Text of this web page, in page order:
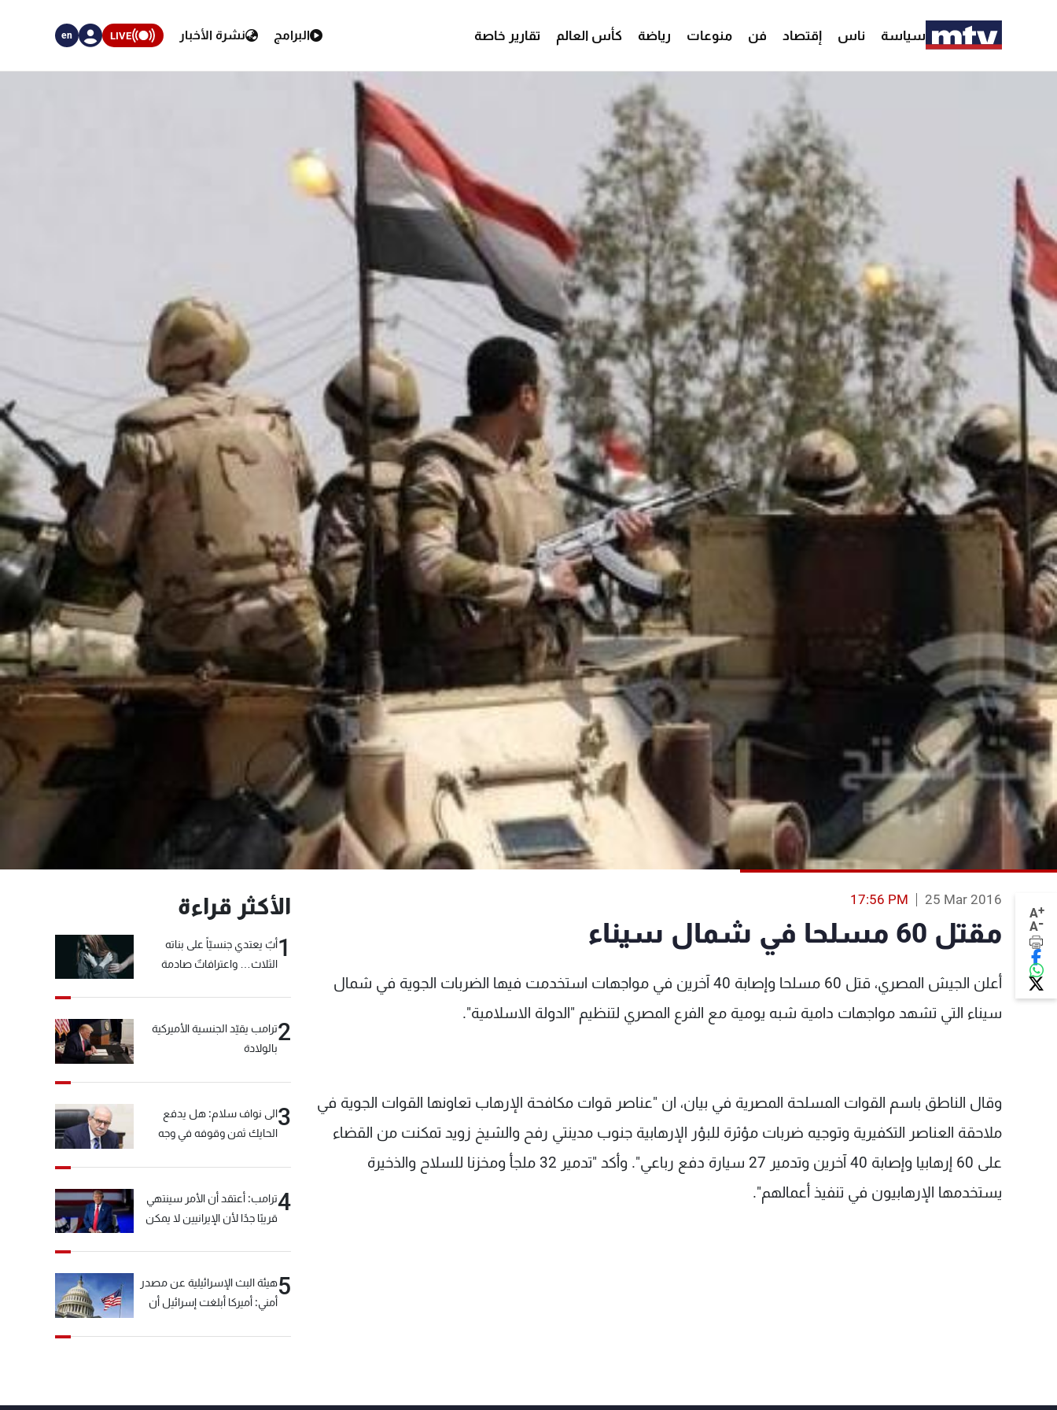
سياسة ناس إقتصاد فن منوعات رياضة كأس العالم تقارير خاصة البرامج نشرة الأخبار LIVE
en
A+
A-
25 Mar 2016
17:56 PM
مقتل 60 مسلحا في شمال سيناء
أعلن الجيش المصري، قتل 60 مسلحا وإصابة 40 آخرين في مواجهات استخدمت فيها الضربات الجوية في شمال
سيناء التي تشهد مواجهات دامية شبه يومية مع الفرع المصري لتنظيم "الدولة الاسلامية".
وقال الناطق باسم القوات المسلحة المصرية في بيان، ان "عناصر قوات مكافحة الإرهاب تعاونها القوات الجوية في
ملاحقة العناصر التكفيرية وتوجيه ضربات مؤثرة للبؤر الإرهابية جنوب مدينتي رفح والشيخ زويد تمكنت من القضاء
على 60 إرهابيا وإصابة 40 آخرين وتدمير 27 سيارة دفع رباعي". وأكد "تدمير 32 ملجأ ومخزنا للسلاح والذخيرة
يستخدمها الإرهابيون في تنفيذ أعمالهم".
الأكثر قراءة
1أبٌ يعتدي جنسيّاً على بناته
الثلاث… واعترافاتٌ صادمة
2ترامب يقيّد الجنسية الأميركية
بالولادة
3الى نواف سلام: هل يدفع
الحايك ثمن وقوفه في وجه
4ترامب: أعتقد أن الأمر سينتهي
قريبًا جدًا لأن الإيرانيين لا يمكن
5هيئة البث الإسرائيلية عن مصدر
أمني: أميركا أبلغت إسرائيل أن